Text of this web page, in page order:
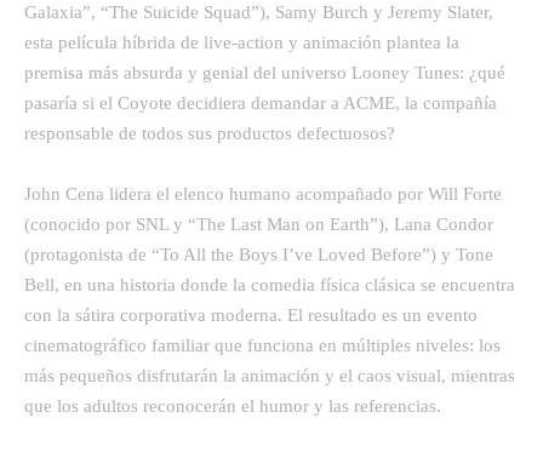
Galaxia”, “The Suicide Squad”), Samy Burch y Jeremy Slater,
esta película híbrida de live-action y animación plantea la
premisa más absurda y genial del universo Looney Tunes: ¿qué
pasaría si el Coyote decidiera demandar a ACME, la compañía
responsable de todos sus productos defectuosos?
John Cena lidera el elenco humano acompañado por Will Forte
(conocido por SNL y “The Last Man on Earth”), Lana Condor
(protagonista de “To All the Boys I’ve Loved Before”) y Tone
Bell, en una historia donde la comedia física clásica se encuentra
con la sátira corporativa moderna. El resultado es un evento
cinematográfico familiar que funciona en múltiples niveles: los
más pequeños disfrutarán la animación y el caos visual, mientras
que los adultos reconocerán el humor y las referencias.